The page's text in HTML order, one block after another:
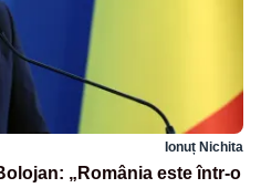
Ionuț Nichita
„România este într-o